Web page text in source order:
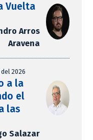
Vuelta
Arros
Aravena
2026
a la
el
las
Salazar